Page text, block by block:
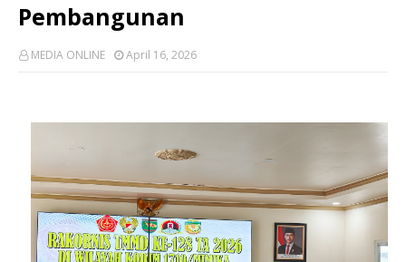
Pembangunan
MEDIA ONLINE April 16, 2026